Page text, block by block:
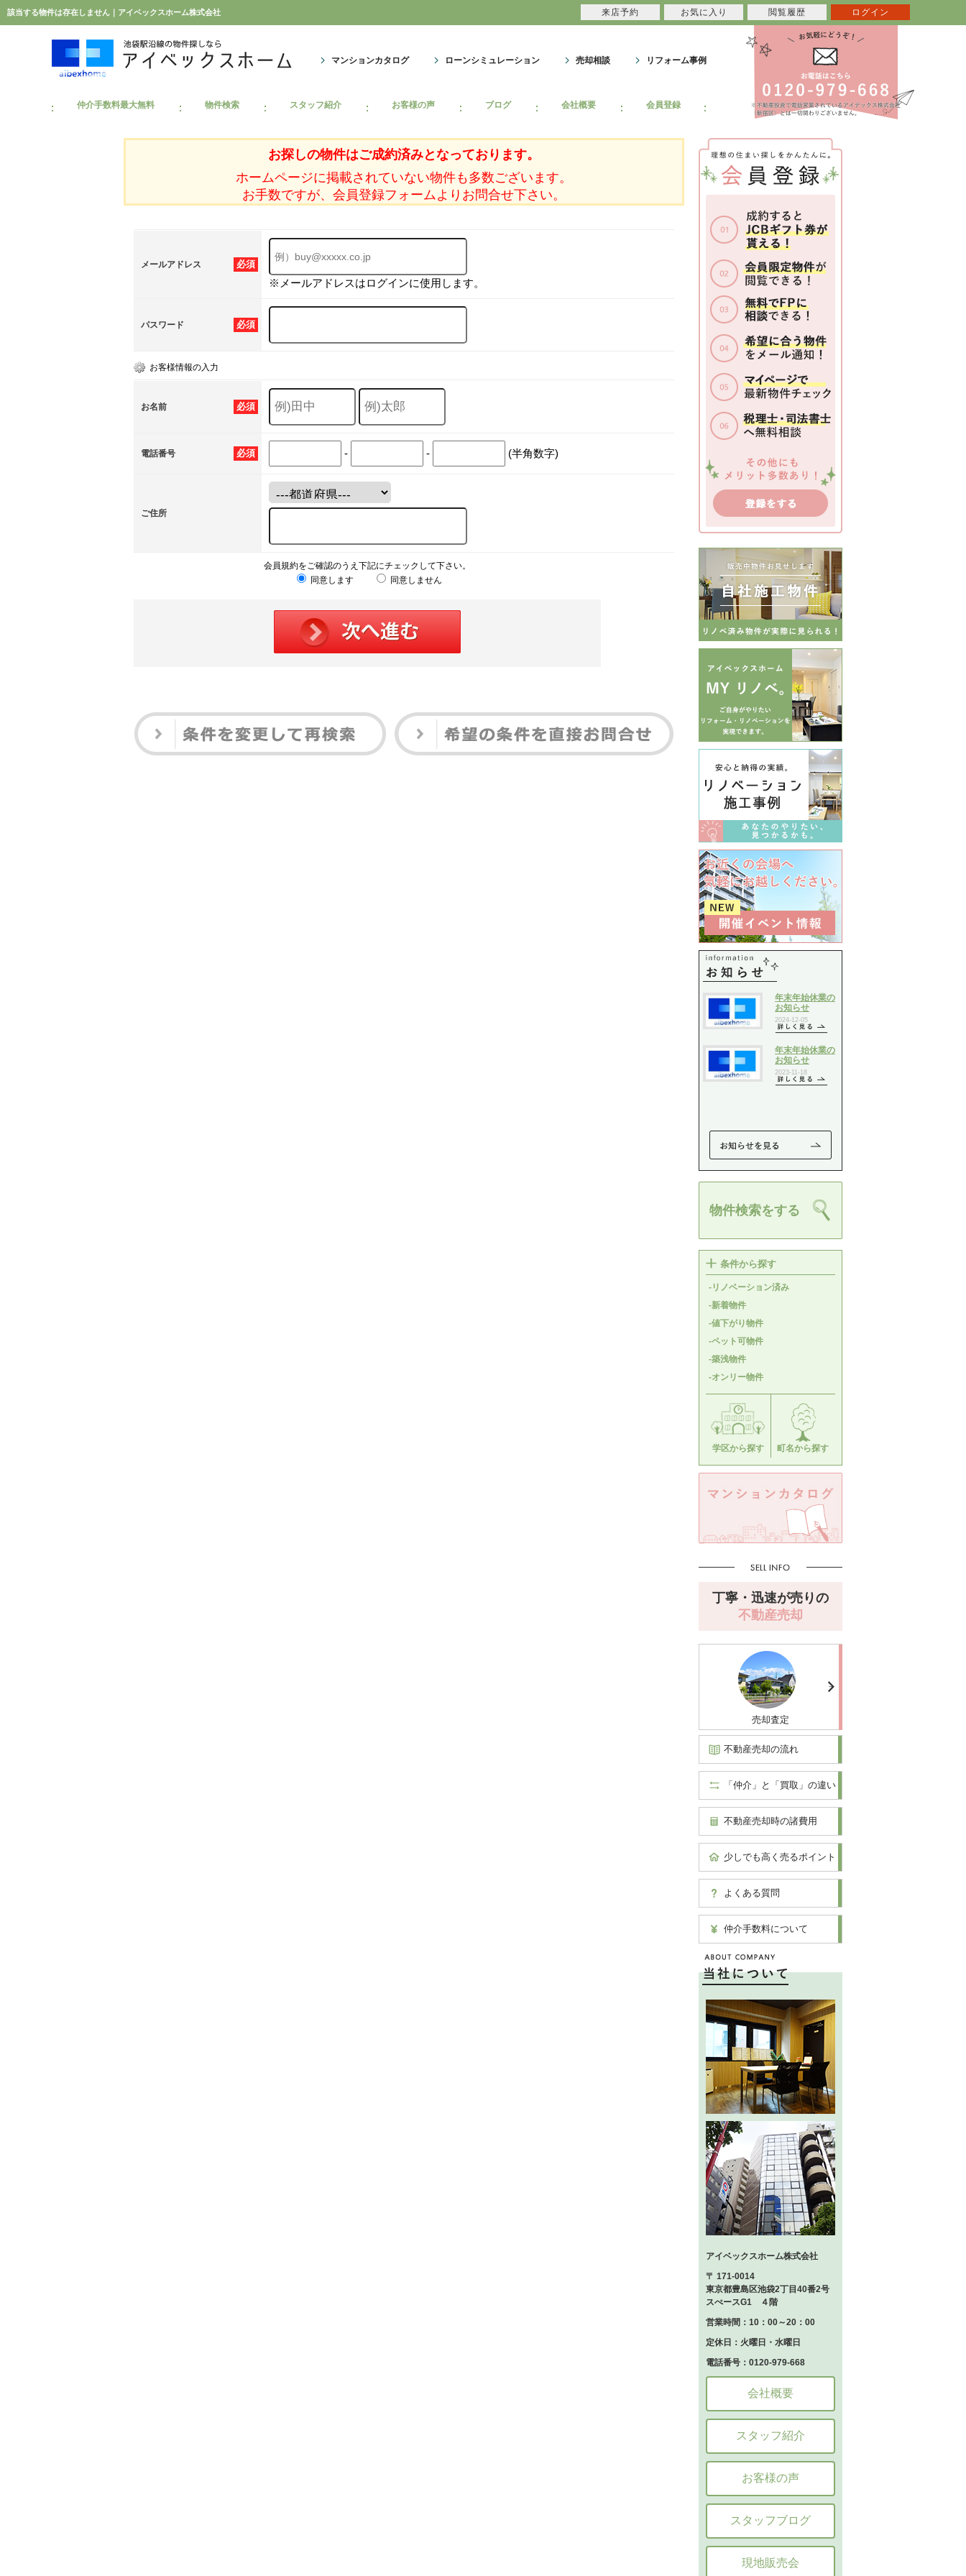
該当する物件は存在しません｜アイベックスホーム株式会社
マンションカタログ ローンシミュレーション 売却相談 リフォーム事例
仲介手数料最大無料 物件検索 スタッフ紹介 お客様の声 ブログ 会社概要 会員登録
お探しの物件はご成約済みとなっております。
ホームページに掲載されていない物件も多数ございます。
お手数ですが、会員登録フォームよりお問合せ下さい。
必須
メールアドレス
※メールアドレスはログインに使用します。
必須
パスワード
お客様情報の入力
必須
お名前
必須
電話番号 - - (半角数字)
ご住所
会員規約をご確認のうえ下記にチェックして下さい。
同意します
同意しません
物件検索をする
条件から探す
-リノベーション済み
-新着物件
-値下がり物件
-ペット可物件
-築浅物件
-オンリー物件
学区から探す 町名から探す
丁寧・迅速が売りの
不動産売却
売却査定
不動産売却の流れ
「仲介」と「買取」の違い
不動産売却時の諸費用
少しでも高く売るポイント
よくある質問
仲介手数料について
アイベックスホーム株式会社
〒 171-0014
東京都豊島区池袋2丁目40番2号
スぺースG1 ４階
営業時間：10：00～20：00
定休日：火曜日・水曜日
電話番号：0120-979-668
会社概要
スタッフ紹介
お客様の声
スタッフブログ
現地販売会
来店予約 お気に入り 閲覧履歴 ログイン